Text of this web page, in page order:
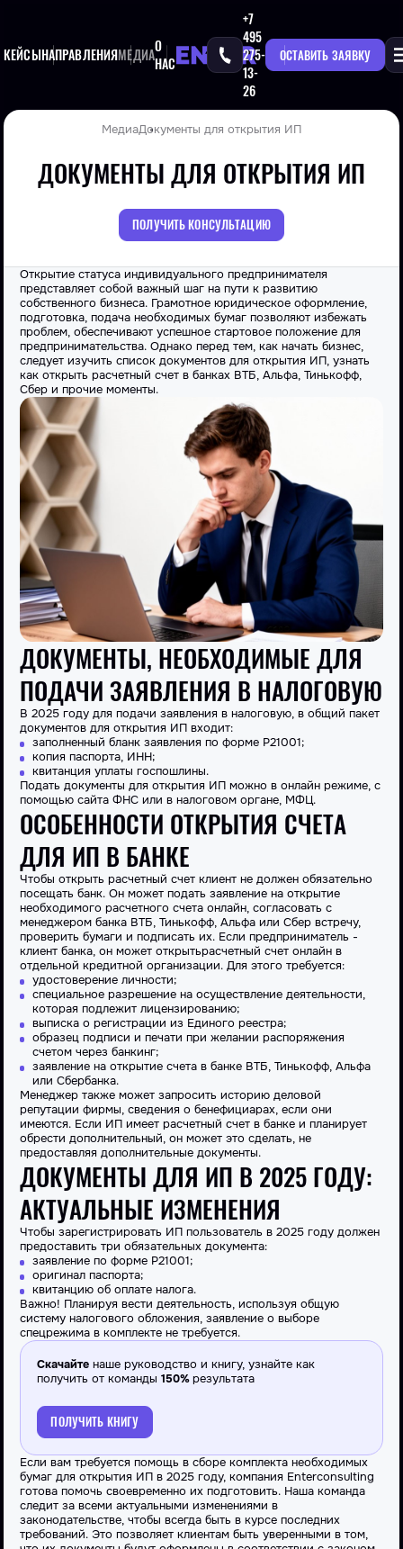
КЕЙСЫНАПРАВЛЕНИЯМЕДИАО
НАС
+7
495
275-
13-
26
ОСТАВИТЬ ЗАЯВКУ
МедиаДокументы для открытия ИП
ДОКУМЕНТЫ ДЛЯ ОТКРЫТИЯ ИП
ПОЛУЧИТЬ КОНСУЛЬТАЦИЮ
Открытие статуса индивидуального предпринимателя
представляет собой важный шаг на пути к развитию
собственного бизнеса. Грамотное юридическое оформление,
подготовка, подача необходимых бумаг позволяют избежать
проблем, обеспечивают успешное стартовое положение для
предпринимательства. Однако перед тем, как начать бизнес,
следует изучить список документов для открытия ИП, узнать
как открыть расчетный счет в банках ВТБ, Альфа, Тинькофф,
Сбер и прочие моменты.
ДОКУМЕНТЫ, НЕОБХОДИМЫЕ ДЛЯ
ПОДАЧИ ЗАЯВЛЕНИЯ В НАЛОГОВУЮ
В 2025 году для подачи заявления в налоговую, в общий пакет
документов для открытия ИП входит:
заполненный бланк заявления по форме Р21001;
копия паспорта, ИНН;
квитанция уплаты госпошлины.
Подать документы для открытия ИП можно в онлайн режиме, с
помощью сайта ФНС или в налоговом органе, МФЦ.
ОСОБЕННОСТИ ОТКРЫТИЯ СЧЕТА
ДЛЯ ИП В БАНКЕ
Чтобы открыть расчетный счет клиент не должен обязательно
посещать банк. Он может подать заявление на открытие
необходимого расчетного счета онлайн, согласовать с
менеджером банка ВТБ, Тинькофф, Альфа или Сбер встречу,
проверить бумаги и подписать их. Если предприниматель -
клиент банка, он может открытьрасчетный счет онлайн в
отдельной кредитной организации. Для этого требуется:
удостоверение личности;
специальное разрешение на осуществление деятельности,
которая подлежит лицензированию;
выписка о регистрации из Единого реестра;
образец подписи и печати при желании распоряжения
счетом через банкинг;
заявление на открытиесчета вбанке ВТБ, Тинькофф, Альфа
или Сбербанка.
Менеджер также может запросить историю деловой
репутации фирмы, сведения о бенефициарах, если они
имеются. Если ИП имеет расчетный счет в банке и планирует
обрести дополнительный, он может это сделать, не
предоставляя дополнительные документы.
ДОКУМЕНТЫ ДЛЯ ИП В 2025 ГОДУ:
АКТУАЛЬНЫЕ ИЗМЕНЕНИЯ
Чтобы зарегистрировать ИП пользователь в 2025 году должен
предоставить три обязательных документа:
заявление по форме P21001;
оригинал паспорта;
квитанцию об оплате налога.
Важно! Планируя вести деятельность, используя общую
систему налогового обложения, заявление о выборе
спецрежима в комплекте не требуется.
Скачайте наше руководство и книгу, узнайте как
получить от команды 150%результата
ПОЛУЧИТЬ КНИГУ
Если вам требуется помощь в сборе комплекта необходимых
бумаг для открытия ИП в 2025 году, компания Enterconsulting
готова помочь своевременно их подготовить. Наша команда
следит за всеми актуальными изменениями в
законодательстве, чтобы всегда быть в курсе последних
требований. Это позволяет клиентам быть уверенными в том,